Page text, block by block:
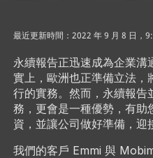
最近更新時間：2022 年 9 月 8 日，
永續報告正迅速成為企業
實上，歐洲也正準備立法，
行的實務。然而，永續報告
務，更會是一種優勢，有助
資，並讓公司做好準備，迎
我們的客戶 Emmi 與